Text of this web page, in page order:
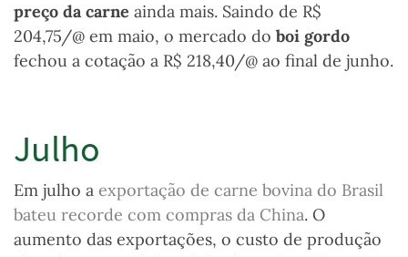
preço da carne ainda mais. Saindo de R$
204,75/@ em maio, o mercado do boi gordo
fechou a cotação a R$ 218,40/@ ao final de junho.
Julho
Em julho a exportação de carne bovina do Brasil
bateu recorde com compras da China. O
aumento das exportações, o custo de produção